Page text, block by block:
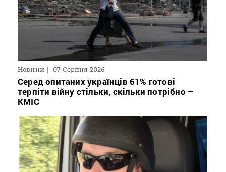
Новини 07 Серпня 2026
Серед опитаних українців 61% готові
терпіти війну стільки, скільки потрібно –
КМІС